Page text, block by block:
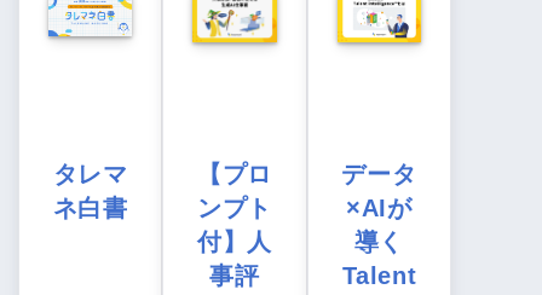
タレマ
ネ白書
【プロ
ンプト
付】人
事評
データ
×AIが
導く
Talent